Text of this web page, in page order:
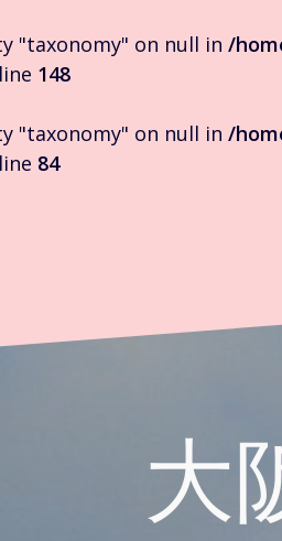
"taxonomy" on null in /
148
"taxonomy" on null in /
84
大